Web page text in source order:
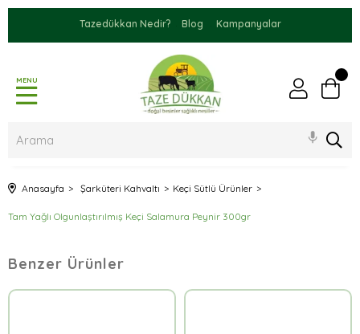
Tazedükkan Nedir? Blog Kampanyalar
MENU
Anasayfa Şarküteri Kahvaltı Keçi Sütlü Ürünler
Tam Yağlı Olgunlaştırılmış Keçi Salamura Peynir 300gr
Benzer Ürünler